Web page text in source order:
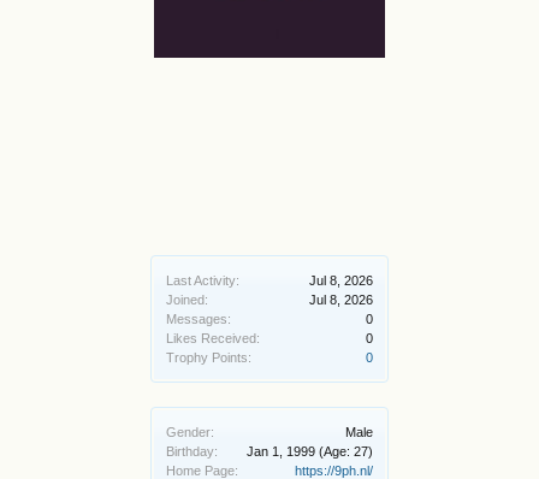
Last Activity:
Jul 8, 2026
Joined:
Jul 8, 2026
Messages:
0
Likes Received:
0
Trophy Points:
0
Gender:
Male
Birthday:
Jan 1, 1999 (Age: 27)
Home Page:
https://9ph.nl/